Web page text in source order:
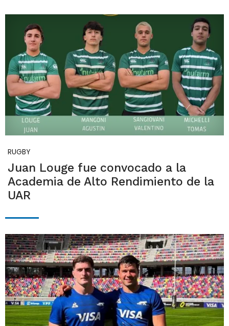
RUGBY
Juan Louge fue convocado a la
Academia de Alto Rendimiento de la
UAR